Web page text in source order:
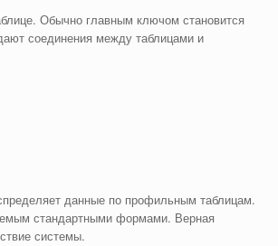
Обычно главным ключом становится
соединения между таблицами и
данные по профильным таблицам.
стандартными формами. Верная
системы.